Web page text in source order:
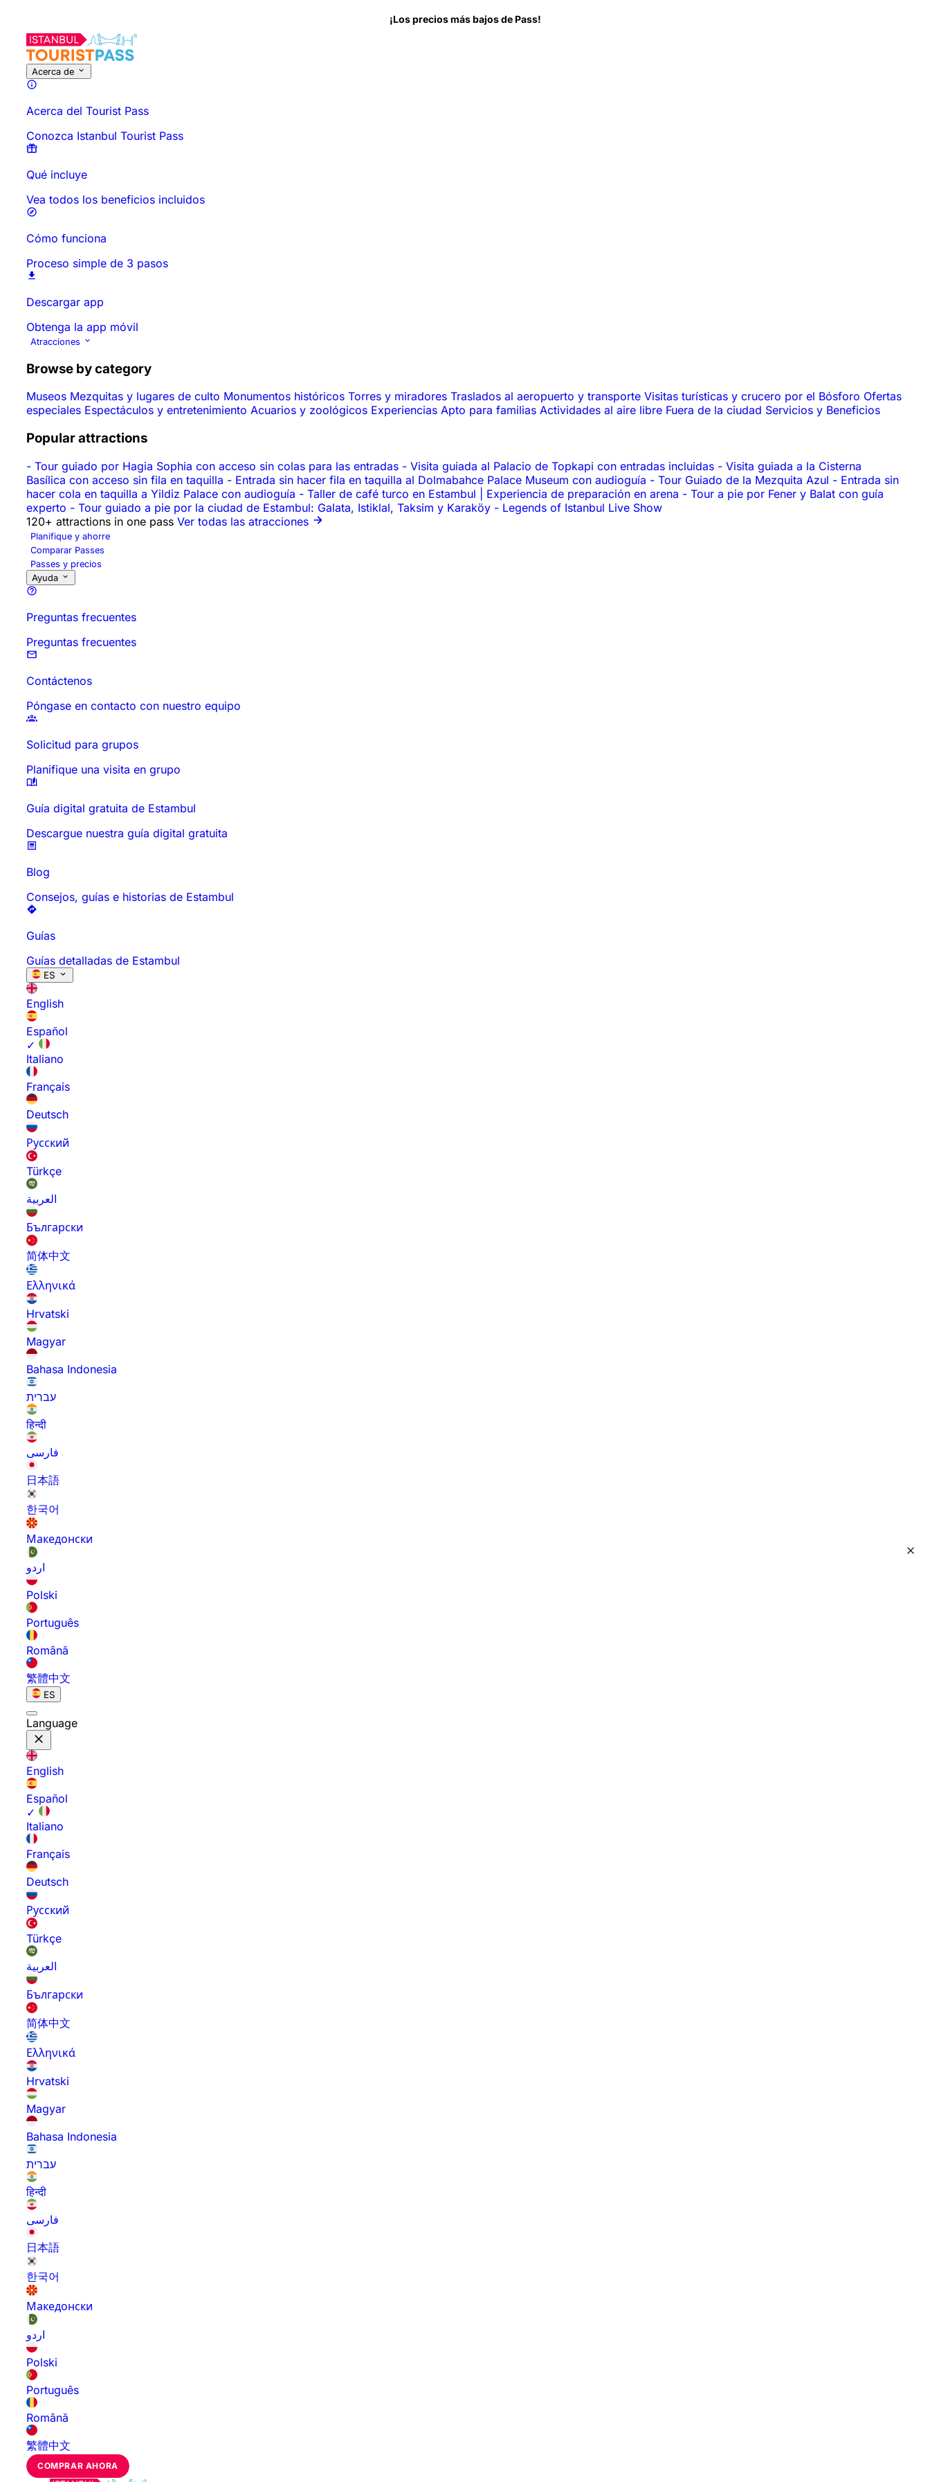
¡Los precios más bajos de Pass!
Acerca de
Acerca del Tourist Pass
Conozca Istanbul Tourist Pass
Qué incluye
Vea todos los beneficios incluidos
Cómo funciona
Proceso simple de 3 pasos
Descargar app
Obtenga la app móvil
Atracciones
Browse by category
Museos Mezquitas y lugares de culto Monumentos históricos Torres y miradores Traslados al aeropuerto y transporte Visitas turísticas y crucero por el Bósforo Ofertas
especiales Espectáculos y entretenimiento Acuarios y zoológicos Experiencias Apto para familias Actividades al aire libre Fuera de la ciudad Servicios y Beneficios
Popular attractions
- Tour guiado por Hagia Sophia con acceso sin colas para las entradas - Visita guiada al Palacio de Topkapi con entradas incluidas - Visita guiada a la Cisterna
Basílica con acceso sin fila en taquilla - Entrada sin hacer fila en taquilla al Dolmabahce Palace Museum con audioguía - Tour Guiado de la Mezquita Azul - Entrada sin
hacer cola en taquilla a Yildiz Palace con audioguía - Taller de café turco en Estambul | Experiencia de preparación en arena - Tour a pie por Fener y Balat con guía
experto - Tour guiado a pie por la ciudad de Estambul: Galata, Istiklal, Taksim y Karaköy - Legends of Istanbul Live Show
120+ attractions in one pass Ver todas las atracciones
Planifique y ahorre
Comparar Passes
Passes y precios
Ayuda
Preguntas frecuentes
Preguntas frecuentes
Contáctenos
Póngase en contacto con nuestro equipo
Solicitud para grupos
Planifique una visita en grupo
Guía digital gratuita de Estambul
Descargue nuestra guía digital gratuita
Blog
Consejos, guías e historias de Estambul
Guías
Guías detalladas de Estambul
ES
English
Español
✓
Italiano
Français
Deutsch
Русский
Türkçe
العربية
Български
简体中文
Ελληνικά
Hrvatski
Magyar
Bahasa Indonesia
עברית
हिन्दी
فارسی
日本語
한국어
Македонски
اردو
Polski
Português
Română
繁體中文
ES
Language
English
Español
✓
Italiano
Français
Deutsch
Русский
Türkçe
العربية
Български
简体中文
Ελληνικά
Hrvatski
Magyar
Bahasa Indonesia
עברית
हिन्दी
فارسی
日本語
한국어
Македонски
اردو
Polski
Português
Română
繁體中文
COMPRAR AHORA
Antes de ir Preguntas Frecuentes